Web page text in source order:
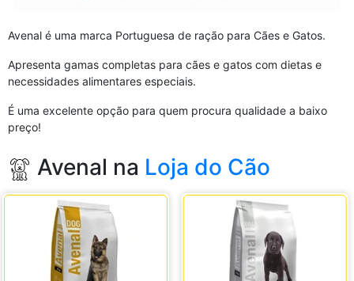
Avenal é uma marca Portuguesa de ração para Cães e Gatos.
Apresenta gamas completas para cães e gatos com dietas e
necessidades alimentares especiais.
É uma excelente opção para quem procura qualidade a baixo
preço!
Avenal na Loja do Cão